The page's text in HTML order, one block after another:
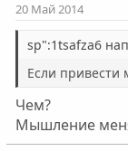
20 Май 2014
sp":1tsafza6
Если привести
Чем?
Мышление